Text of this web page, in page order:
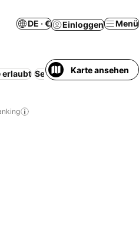
DE · € Einloggen Menü
erlaubt Serviced apartment
Karte ansehen